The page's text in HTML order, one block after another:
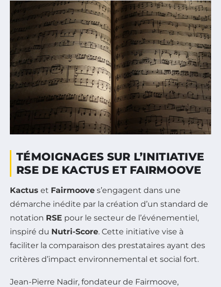
TÉMOIGNAGES SUR L’INITIATIVE
RSE DE KACTUS ET FAIRMOOVE
Kactus et Fairmoove s’engagent dans une
démarche inédite par la création d’un standard de
notation RSE pour le secteur de l’événementiel,
inspiré du Nutri-Score. Cette initiative vise à
faciliter la comparaison des prestataires ayant des
critères d’impact environnemental et social fort.
Jean-Pierre Nadir, fondateur de Fairmoove,